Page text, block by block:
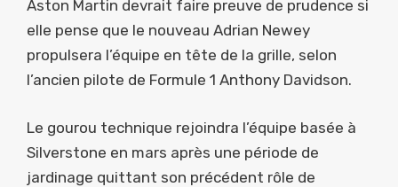
Aston Martin devrait faire preuve de prudence si
elle pense que le nouveau Adrian Newey
propulsera l’équipe en tête de la grille, selon
l’ancien pilote de Formule 1 Anthony Davidson.
Le gourou technique rejoindra l’équipe basée à
Silverstone en mars après une période de
jardinage quittant son précédent rôle de